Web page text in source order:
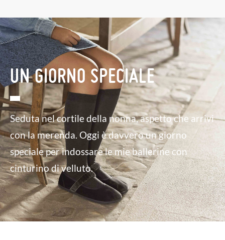
UN GIORNO SPECIALE
Seduta nel cortile della nonna, aspetto che arrivi
con la merenda. Oggi è davvero un giorno
speciale per indossare le mie ballerine con
cinturino di velluto.